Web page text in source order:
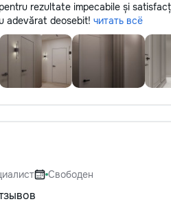
rezultate impecabile și
adevărat deosebit! читать всё
Свободен